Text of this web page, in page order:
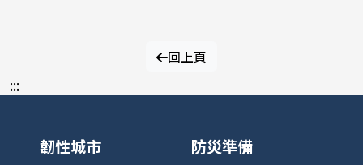
回上頁
:::
韌性城市 防災準備